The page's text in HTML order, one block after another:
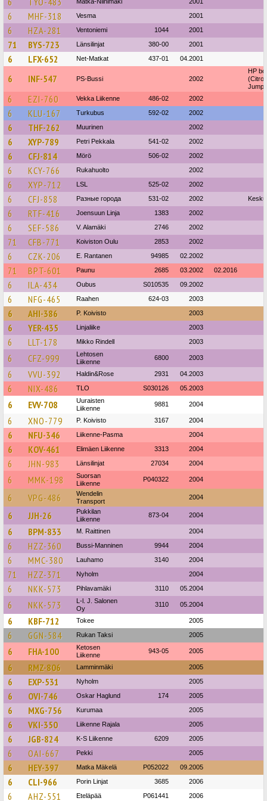
6 MHF-318 Vesma 2001
6 HZA-281 Ventoniemi 1044 2001
71 BYS-723 Länsilinjat 380-00 2001
6 LFX-652 Net-Matkat 437-01 04.2001
6 INF-547 PS-Bussi 2002
HP
6 EZI-760 Vekka Liikenne 486-02 2002
6 KLU-167 Turkubus 592-02 2002
6 THF-262 Muurinen 2002
6 XYP-789 Petri Pekkala 541-02 2002
6 CFJ-814 Mörö 506-02 2002
6 KCY-766 Rukahuolto 2002
6 XYP-712 LSL 525-02 2002
6 CFJ-858 Разные города 531-02 2002
6 RTF-416 Joensuun Linja 1383 2002
6 SEF-586 V. Alamäki 2746 2002
71 CFB-771 Koiviston Oulu 2853 2002
6 CZK-206 E. Rantanen 94985 02.2002
71 BPT-601 Paunu 2685 03.2002 02.2016
6 ILA-434 Oubus S010535 09.2002
6 NFG-465 Raahen 624-03 2003
6 AHI-386 P. Koivisto 2003
6 YER-435 Linjaliike 2003
6 LLT-178 Mikko Rindell 2003
6 CFZ-999
Lehtosen
Liikenne
6800 2003
6 VVU-392 Haldin&Rose 2931 04.2003
6 NIX-486 TLO S030126 05.2003
6 EVV-708
Uuraisten
Liikenne
9881 2004
6 XNO-779 P. Koivisto 3167 2004
6 NFU-346 Liikenne-Pasma 2004
6 KOV-461 Elimäen Liikenne 3313 2004
6 JHN-983 Länsilinjat 27034 2004
6 MMK-198
Suorsan
Liikenne
P040322 2004
6 VPG-486
Wendelin
Transport
2004
6 JJH-26
Pukkilan
Liikenne
873-04 2004
6 BPM-833 M. Raittinen 2004
6 HZZ-360 Bussi-Manninen 9944 2004
6 MMC-380 Lauhamo 3140 2004
71 HZZ-371 Nyholm 2004
6 NKK-573 Pihlavamäki 3110 05.2004
6 NKK-573
L-l. J. Salonen
Oy
3110 05.2004
6 KBF-712 Tokee 2005
6 GGN-584 Rukan Taksi 2005
6 FHA-100
Ketosen
Liikenne
943-05 2005
6 RMZ-806 Lamminmäki 2005
6 EXP-531 Nyholm 2005
6 OVI-746 Oskar Haglund 174 2005
6 MXG-756 Kurumaa 2005
6 VKI-350 Liikenne Rajala 2005
6 JGB-824 K-S Liikenne 6209 2005
6 OAI-667 Pekki 2005
6 HEY-397 Matka Mäkelä P052022 09.2005
6 CLI-966 Porin Linjat 3685 2006
6 AHZ-551 Eteläpää P061441 2006